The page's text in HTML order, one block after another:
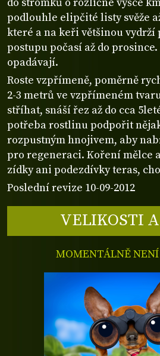
do stromků o rozličné výšce
podlouhle elipčité listy svěže
které a na keři většinou
postupu počasí až do prosince.
opadávají.
Roste vzpřímeně, poměrně
2-3 metrů ve vzpřímeném
stříhat, snáší řez až do cca
potřeba rostlinu podpořit
rozpustným hnojivem, aby
pro regeneraci. Koření mělce
zídky ani podezdívky teras,
Poslední revize 10-09-2012
VELIKOSTI
MOMENTÁLNĚ NENÍ